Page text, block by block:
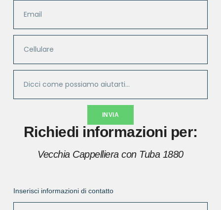
INVIA
Richiedi informazioni per:
Vecchia Cappelliera con Tuba 1880
Inserisci informazioni di contatto